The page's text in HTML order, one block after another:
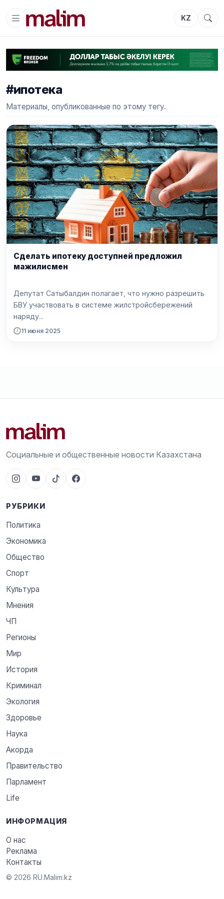
KZ
#ипотека
Материалы, опубликованные по этому тегу.
Сделать ипотеку доступней предложил
мажилисмен
Депутат Сатыбалдин полагает, что нужно разрешить
БВУ участвовать в системе жилстройсбережений
наряду...
11 июня 2025
Социальные и общественные новости Казахстана
РУБРИКИ
Политика
Экономика
Общество
Спорт
Культура
Мнения
ЧП
Регионы
Мир
История
Криминал
Экология
Здоровье
Наука
Акорда
Правительство
Парламент
Life
ИНФОРМАЦИЯ
О нас
Реклама
Контакты
© 2026 RU.Malim.kz